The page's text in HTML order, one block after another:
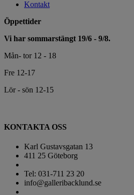
Kontakt
Öppettider
Vi har sommarstängt 19/6 - 9/8.
Mån- tor 12 - 18
Fre 12-17
Lör - sön 12-15
KONTAKTA OSS
Karl Gustavsgatan 13
411 25 Göteborg
Tel: 031-711 23 20
info@galleribacklund.se